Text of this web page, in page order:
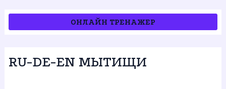
ОНЛАЙН ТРЕНАЖЕР
RU-DE-EN МЫТИЩИ